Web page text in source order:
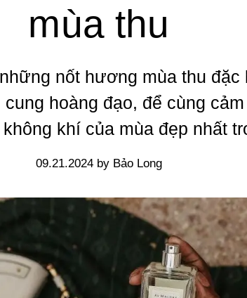
mùa thu
nốt hương mùa thu đặc
hoàng đạo, để cùng
khí của mùa đẹp nhất
09.21.2024 by Bảo Long